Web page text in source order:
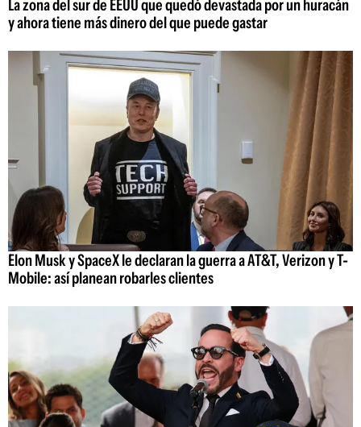
La zona del sur de EEUU que quedó devastada por un huracán
y ahora tiene más dinero del que puede gastar
Elon Musk y SpaceX le declaran la guerra a AT&T, Verizon y T-
Mobile: así planean robarles clientes